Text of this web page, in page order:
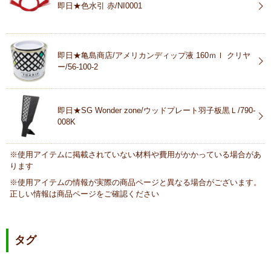
即日★色水引 赤/NI0001
即日★亀島商店/アメリカンディップ液 160ｍｌ クリヤ
ー/56-100-2
即日★SG Wonder zone/ウッドプレート羽子板黒Ｌ/790-
008K
※使用アイテムに掲載されていない材料や費用がかかっている場合があ
ります
※使用アイテムの情報が実際の商品ページと異なる場合がございます。
正しい情報は商品ページをご確認ください
タグ